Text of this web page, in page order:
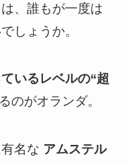
、誰もが一度は
しょうか。
いるレベルの“超
のがオランダ。
名な アムステル